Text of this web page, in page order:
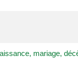
mariage,